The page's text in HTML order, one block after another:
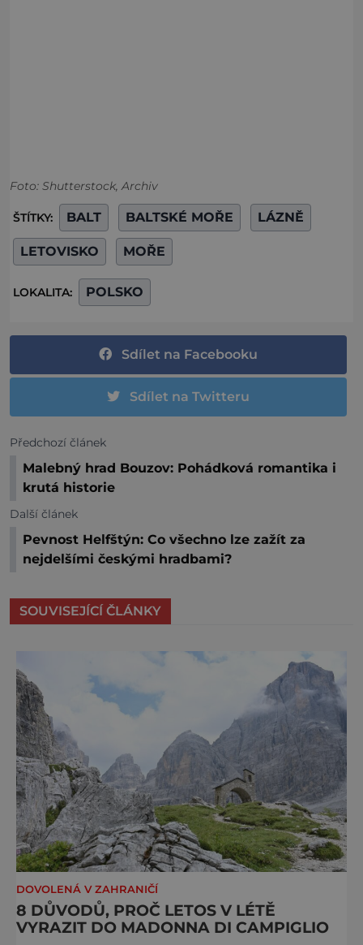
Foto: Shutterstock, Archiv
ŠTÍTKY: BALT BALTSKÉ MOŘE LÁZNĚ
LETOVISKO MOŘE
LOKALITA: POLSKO
Sdílet na Facebooku
Sdílet na Twitteru
Předchozí článek
Malebný hrad Bouzov: Pohádková romantika i
krutá historie
Další článek
Pevnost Helfštýn: Co všechno lze zažít za
nejdelšími českými hradbami?
SOUVISEJÍCÍ ČLÁNKY
DOVOLENÁ V ZAHRANIČÍ
8 DŮVODŮ, PROČ LETOS V LÉTĚ
VYRAZIT DO MADONNA DI CAMPIGLIO